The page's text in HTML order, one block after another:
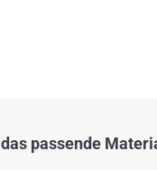
passende